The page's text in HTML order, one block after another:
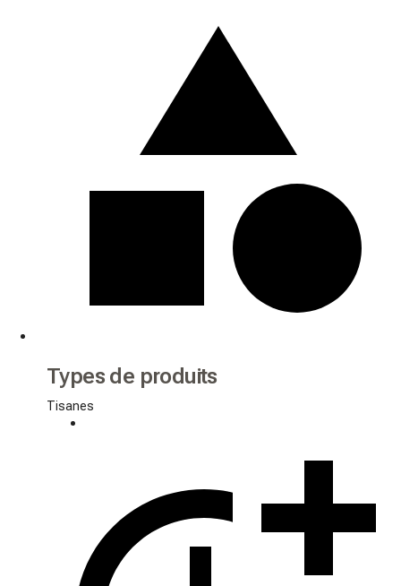
Types de produits
Tisanes